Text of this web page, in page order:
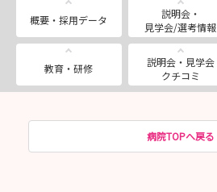
概要・採用データ
説明会・
見学会/選考情報
教育・研修
説明会・見学会
クチコミ
病院TOPへ戻る